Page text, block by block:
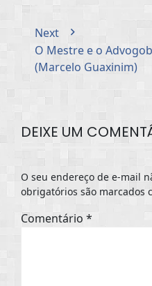
Next
O Mestre e o
(Marcelo Guaxinim)
DEIXE UM
O seu endereço de e-mail
obrigatórios são marcados
Comentário *